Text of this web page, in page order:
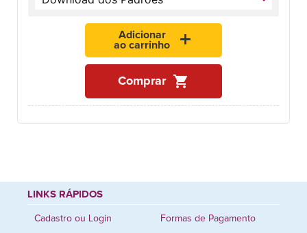
Adicionar
ao carrinho
add
Comprar shopping_cart
LINKS RÁPIDOS
Cadastro ou Login Formas de Pagamento